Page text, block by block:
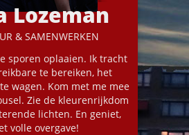
Lozeman
& SAMENWERKEN
sporen oplaaien. Ik tracht
te bereiken, het
wagen. Kom met me mee
Zie de kleurenrijkdom
lichten. En geniet,
volle overgave!